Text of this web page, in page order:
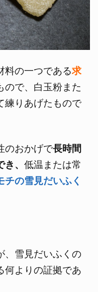
料の一つである求
ので、白玉粉また
練りあげたもので
のおかげで長時間
き、低温または常
チの雪見だいふく
、雪見だいふくの
何よりの証拠であ